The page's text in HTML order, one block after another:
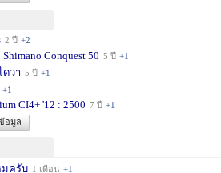
2 ปี +2
Conquest 50 5 ปี +1
ว่า 5 ปี +1
+1
CI4+ '12 : 2500 7 ปี +1
อมูล
มครับ 1 เดือน +1